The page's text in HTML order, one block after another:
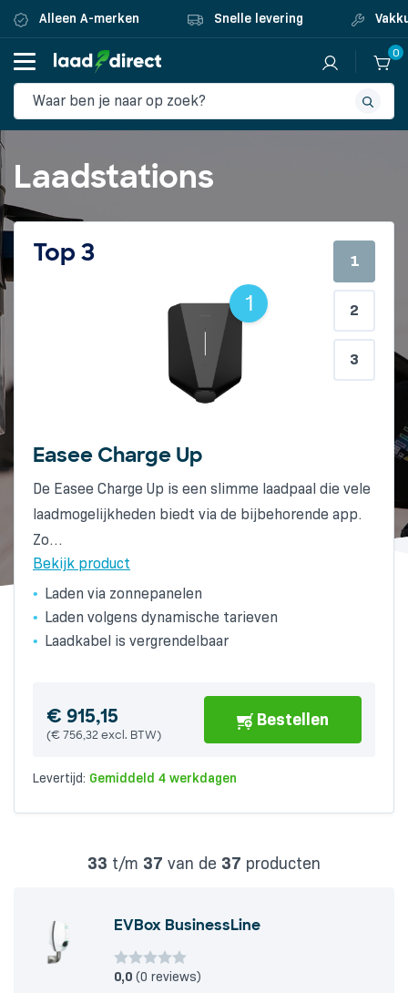
Alleen A-merken Snelle levering
0
Laadstations
Top 3
1
Easee Charge Up
De Easee Charge Up is een slimme laadpaal die vele
laadmogelijkheden biedt via de bijbehorende app.
Zo…
Bekijk product
Laden via zonnepanelen
Laden volgens dynamische tarieven
Laadkabel is vergrendelbaar
€ 915,15
(€756,32excl. BTW)
Bestellen
Levertijd: Gemiddeld 4 werkdagen
2
Alfen Eve Single Pro-line socket
De Alfen Eve Single Pro-line met RFID is een
compacte, toekomstbestendige laadoplossing met
Type 2-socket voor nagenoeg…
Bekijk product
Toekomstbestendig
Standaard RIFD-kaartlezer
Europese A-kwaliteit
€ 1.191,85
(€985,00excl. BTW)
Bestellen
Levertijd: Gemiddeld 6 werkdagen
3
Wallbox Pulsar Plus 3-Fase 22kW
The compact Wallbox Pulsar Plus has a particularly
attractive design. The charger has a fixed cable
(Type…
Bekijk product
€681,01
Levertijd:Gemiddeld 6 werkdagen
1
2
3
33 t/m 37 van de 37 producten
EVBox BusinessLine
0,0 (0 reviews)